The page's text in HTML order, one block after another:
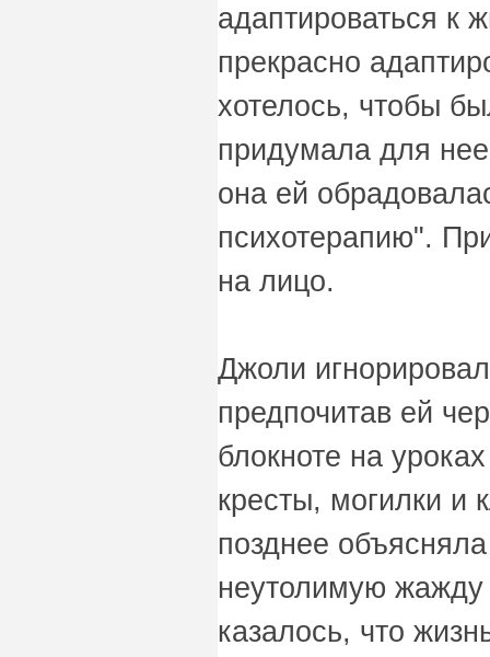
адаптироваться к
прекрасно
хотелось, чтобы
придумала для
она ей
психотерапию".
на лицо.
Джоли
предпочитав ей
блокноте на
кресты, могилки
позднее
неутолимую
казалось, что